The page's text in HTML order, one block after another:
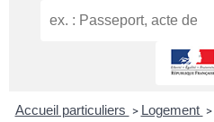
Accueil particuliers > Logement >